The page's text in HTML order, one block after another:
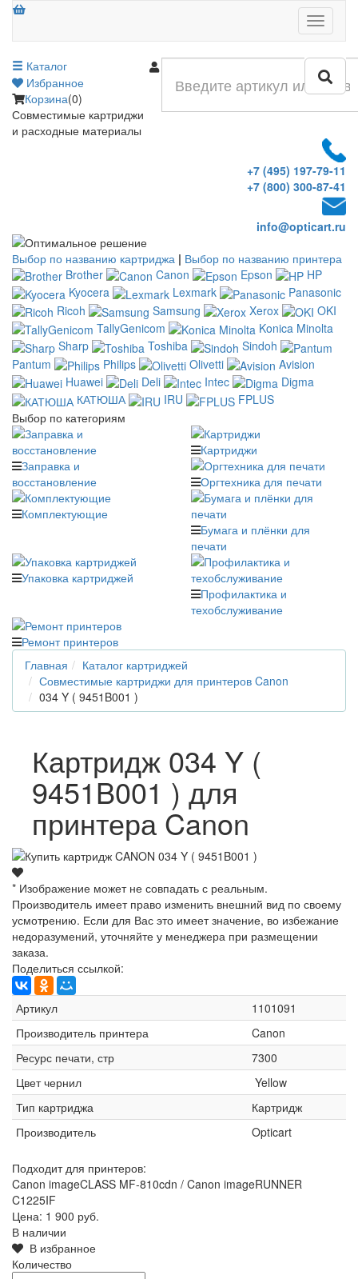
Меню
Каталог
Избранное
Корзина(0)
Совместимые картриджи
и расходные материалы
+7 (495) 197-79-11
+7 (800) 300-87-41
info@opticart.ru
Выбор по названию картриджа | Выбор по названию принтера
Brother
Canon Epson
HP
Kyocera
Lexmark
Panasonic
Ricoh
Samsung Xerox
OKI
TallyGenicom
Konica Minolta
Sharp
Toshiba
Sindoh
Pantum
Philips Olivetti
Avision
Huawei
Deli Intec
Digma
КАТЮША
IRU
FPLUS
Выбор по категориям
Заправка и
восстановление
Картриджи
Оргтехника для печати
Комплектующие
Бумага и плёнки для
печати
Упаковка картриджей
Профилактика и
техобслуживание
Ремонт принтеров
Главная
Каталог картриджей
Совместимые картриджи для принтеров Canon
034 Y ( 9451B001 )
Картридж 034 Y (
9451B001 ) для
принтера Canon
* Изображение может не совпадать с реальным.
Производитель имеет право изменить внешний вид по своему
усмотрению. Если для Вас это имеет значение, во избежание
недоразумений, уточняйте у менеджера при размещении
заказа.
Поделиться ссылкой:
Артикул
1101091
Производитель принтера
Canon
Ресурс печати, стр
7300
Цвет чернил
Yellow
Тип картриджа
Картридж
Производитель
Opticart
Подходит для принтеров:
Canon imageCLASS MF-810cdn / Canon imageRUNNER
C1225IF
Цена: 1 900 руб.
В наличии
В избранное
Количество